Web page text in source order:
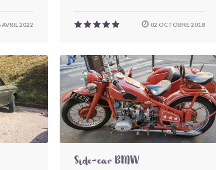
AVRIL 2022 02 OCTOBRE 2018
Side-car BMW